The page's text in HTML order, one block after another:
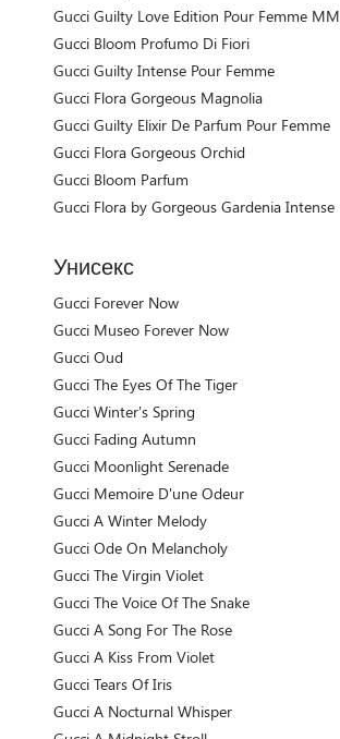
Gucci Guilty Love Edition Pour Femme
Gucci Bloom Profumo Di Fiori
Gucci Guilty Intense Pour Femme
Gucci Flora Gorgeous Magnolia
Gucci Guilty Elixir De Parfum Pour Femme
Gucci Flora Gorgeous Orchid
Gucci Bloom Parfum
Gucci Flora by Gorgeous Gardenia Intense
Унисекс
Gucci Forever Now
Gucci Museo Forever Now
Gucci Oud
Gucci The Eyes Of The Tiger
Gucci Winter's Spring
Gucci Fading Autumn
Gucci Moonlight Serenade
Gucci Memoire D'une Odeur
Gucci A Winter Melody
Gucci Ode On Melancholy
Gucci The Virgin Violet
Gucci The Voice Of The Snake
Gucci A Song For The Rose
Gucci A Kiss From Violet
Gucci Tears Of Iris
Gucci A Nocturnal Whisper